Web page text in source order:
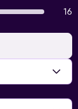
16